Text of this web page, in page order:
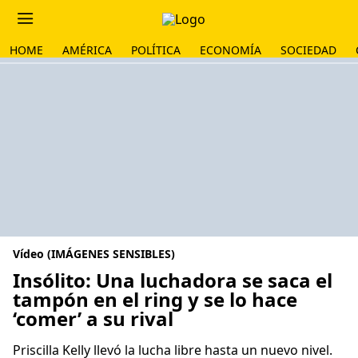
HOME AMÉRICA POLÍTICA ECONOMÍA SOCIEDAD
Vídeo (IMÁGENES SENSIBLES)
Insólito: Una luchadora se saca el
tampón en el ring y se lo hace
‘comer’ a su rival
Priscilla Kelly llevó la lucha libre hasta un nuevo nivel.